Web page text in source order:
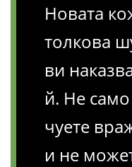
Новата
толкова
ви
й. Не
чуете
и не